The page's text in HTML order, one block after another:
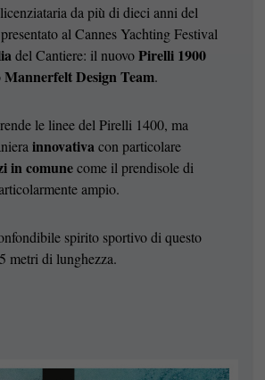
da più di dieci anni del
al Cannes Yachting Festival
del Cantiere: il nuovoPirelli 1900
Mannerfelt Design Team.
le linee del Pirelli 1400, ma
innovativa con particolare
in comunecome il prendisole di
ampio.
spirito sportivo di questo
metri di lunghezza.